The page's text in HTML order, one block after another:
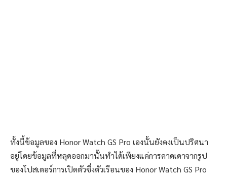
ทั้งนี้ข้อมูลของ Honor Watch GS Pro เองนั้นยังคงเป็นปริศนา
อยู่โดยข้อมูลที่หลุดออกมานั้นทำได้เพียงแค่การคาดเดาจากรูป
ของโปสเตอร์การเปิดตัวซึ่งตัวเรือนของ Honor Watch GS Pro